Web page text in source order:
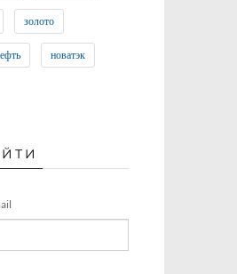
золото
новатэк